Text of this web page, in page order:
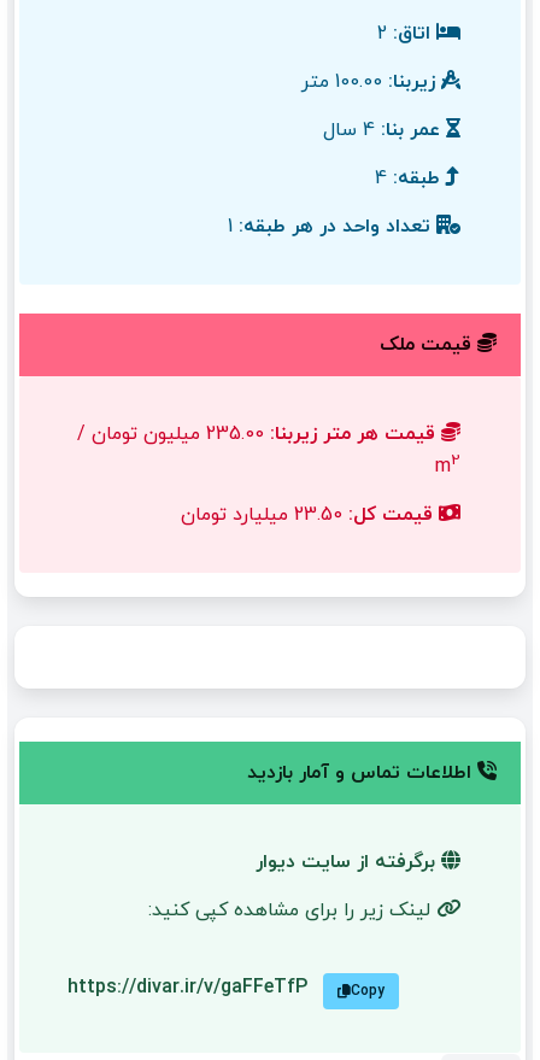
اتاق:
زیربنا:
عمر بنا:
طبقه:
تعداد واحد در هر طبقه:
قیمت ملک
قیمت هر متر زیربنا:
235.00 میلیون تومان /
m2
قیمت کل:
اطلاعات تماس و آمار بازدید
برگرفته از سایت دیوار
لینک زیر را برای مشاهده کپی کنید:
https://divar.ir/v/gaFFeTfP Copy